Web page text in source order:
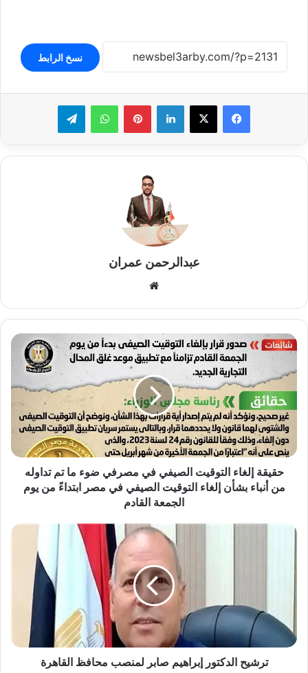
نسخ الرابط
لينكدإن بينتيريستواتساب تيلقرام
عبدالرحمن عمران
حقيقة
إلغاء
التوقيت
الصيفي
مصرفي
ضوء
تم
تداوله
إلغاء
ابتداءً
يوم
الجمعة
حقيقة إلغاء التوقيت الصيفي في مصرفي ضوء ما تم تداوله
من أنباء بشأن إلغاء التوقيت الصيفي في مصر ابتداءً من يوم
الجمعة القادم
ترشيح
صابر
محافظ
القاهرة
ترشيح الدكتور إبراهيم صابر لمنصب محافظ القاهرة